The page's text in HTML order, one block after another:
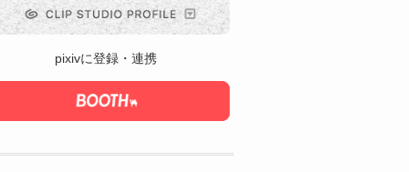
pixivに登録・連携